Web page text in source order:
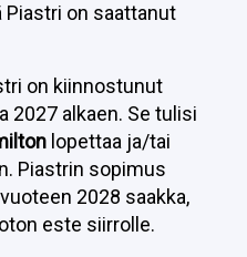
Piastri on saattanut
on kiinnostunut
2027 alkaen. Se tulisi
lopettaa ja/tai
Piastrin sopimus
2028 saakka,
este siirrolle.